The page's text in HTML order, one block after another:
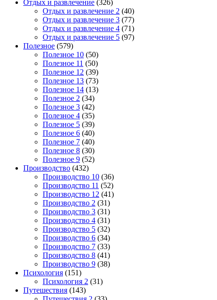
Отдых и развлечение (326)
Отдых и развлечение 2 (40)
Отдых и развлечение 3 (77)
Отдых и развлечение 4 (71)
Отдых и развлечение 5 (97)
Полезное (579)
Полезное 10 (50)
Полезное 11 (50)
Полезное 12 (39)
Полезное 13 (73)
Полезное 14 (13)
Полезное 2 (34)
Полезное 3 (42)
Полезное 4 (35)
Полезное 5 (39)
Полезное 6 (40)
Полезное 7 (40)
Полезное 8 (30)
Полезное 9 (52)
Производство (432)
Производство 10 (36)
Производство 11 (52)
Производство 12 (41)
Производство 2 (31)
Производство 3 (31)
Производство 4 (31)
Производство 5 (32)
Производство 6 (34)
Производство 7 (33)
Производство 8 (41)
Производство 9 (38)
Психология (151)
Психология 2 (31)
Путешествия (143)